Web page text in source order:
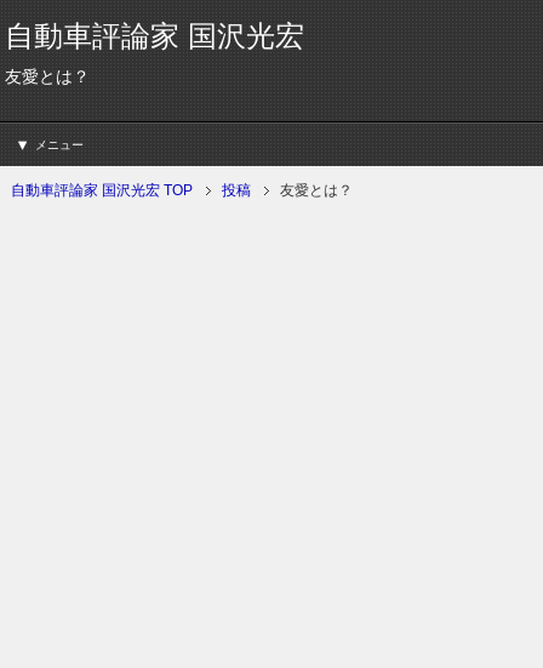
自動車評論家 国沢光宏
友愛とは？
メニュー
自動車評論家 国沢光宏 TOP 投稿 友愛とは？